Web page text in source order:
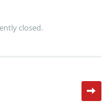
closed.